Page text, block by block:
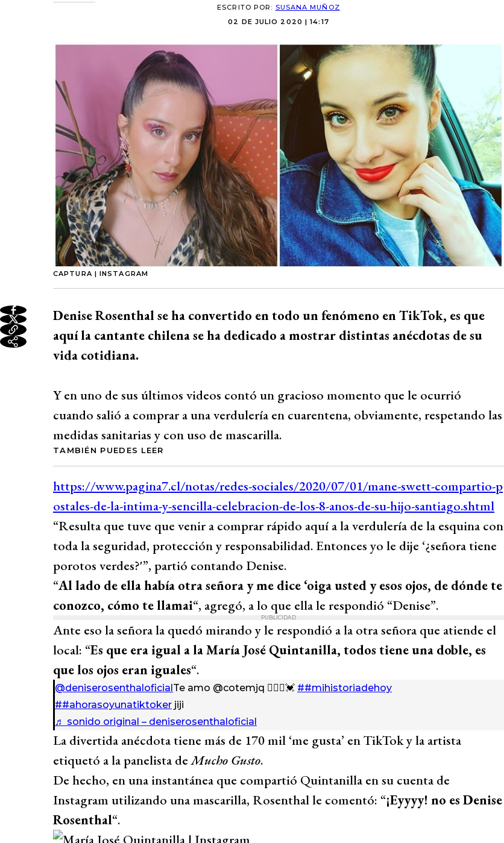
ESCRITO POR: SUSANA MUÑOZ
02 DE JULIO 2020 | 14:17
CAPTURA | INSTAGRAM
Denise Rosenthal se ha convertido en todo un fenómeno en TikTok, es que
aquí la cantante chilena se ha dedicado a mostrar distintas anécdotas de su
vida cotidiana.
Y en uno de sus últimos videos contó un gracioso momento que le ocurrió
cuando salió a comprar a una verdulería en cuarentena, obviamente, respetando las
medidas sanitarias y con uso de mascarilla.
TAMBIÉN PUEDES LEER
“Resulta que tuve que venir a comprar rápido aquí a la verdulería de la esquina con
toda la seguridad, protección y responsabilidad. Entonces yo le dije ‘¿señora tiene
porotos verdes?'”, partió contando Denise.
“Al lado de ella había otra señora y me dice ‘oiga usted y esos ojos, de dónde te
conozco, cómo te llamai“, agregó, a lo que ella le respondió “Denise”.
PUBLICIDAD
Ante eso la señora la quedó mirando y le respondió a la otra señora que atiende el
local: “Es que era igual a la María José Quintanilla, todos tiene una doble, es
que los ojos eran iguales“.
@deniserosenthaloficialTe amo @cotemjq 💁🏽‍♀️💓 ##mihistoriadehoy
##ahorasoyunatiktoker jiji
♬ sonido original – deniserosenthaloficial
La divertida anécdota tiene más de 170 mil ‘me gusta’ en TikTok y la artista
etiquetó a la panelista deMucho Gusto.
De hecho, en una instantánea que compartió Quintanilla en su cuenta de
Instagram utilizando una mascarilla, Rosenthal le comentó: “¡Eyyyy! no es Denise
Rosenthal“.